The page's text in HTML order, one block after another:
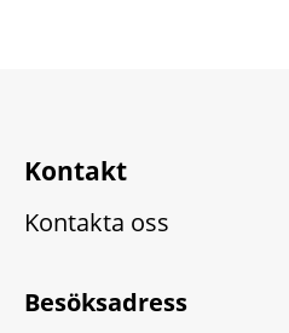
Kontakt
Kontakta oss
Besöksadress